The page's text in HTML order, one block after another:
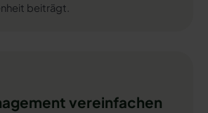
beiträgt.
vereinfachen